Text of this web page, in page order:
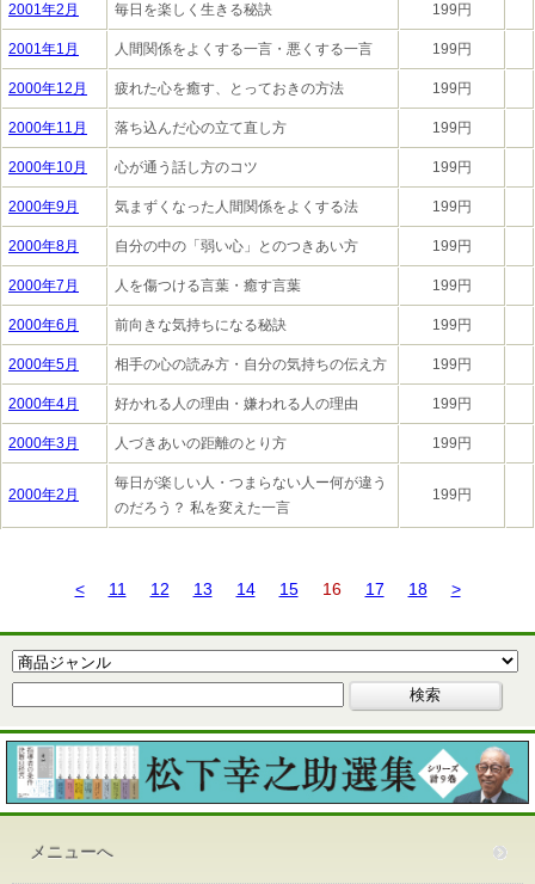
2001年2月 毎日を楽しく生きる秘訣 199円
2001年1月 人間関係をよくする一言・悪くする一言 199円
2000年12月 疲れた心を癒す、とっておきの方法 199円
2000年11月 落ち込んだ心の立て直し方 199円
2000年10月 心が通う話し方のコツ 199円
2000年9月 気まずくなった人間関係をよくする法 199円
2000年8月 自分の中の「弱い心」とのつきあい方 199円
2000年7月 人を傷つける言葉・癒す言葉 199円
2000年6月 前向きな気持ちになる秘訣 199円
2000年5月 相手の心の読み方・自分の気持ちの伝え方 199円
2000年4月 好かれる人の理由・嫌われる人の理由 199円
2000年3月 人づきあいの距離のとり方 199円
2000年2月
毎日が楽しい人・つまらない人ー何が違う
のだろう？ 私を変えた一言
199円
< 11 12 13 14 15 16 17 18 >
メニューへ